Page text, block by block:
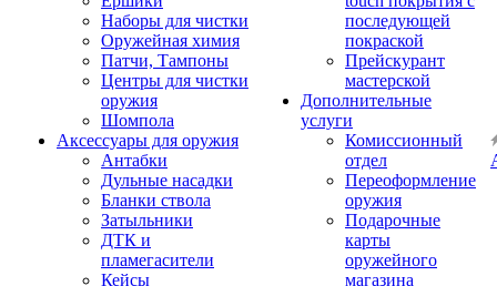
Наборы для чистки
Оружейная химия
Патчи, Тампоны
Центры для чистки
оружия
Шомпола
Аксессуары для оружия
Антабки
Дульные насадки
Бланки ствола
Затыльники
ДТК и
пламегасители
Кейсы
последующей
покраской
Прейскурант
мастерской
Дополнительные
услуги
Комиссионный
отдел
Переоформление
оружия
Подарочные
карты
оружейного
магазина